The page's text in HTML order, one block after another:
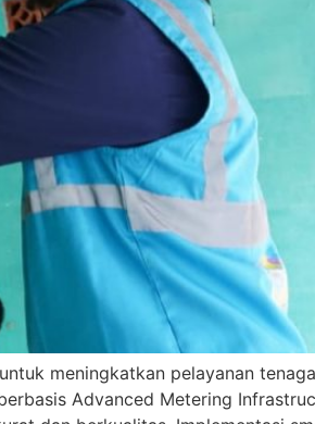
meningkatkan pelayanan
Advanced Metering